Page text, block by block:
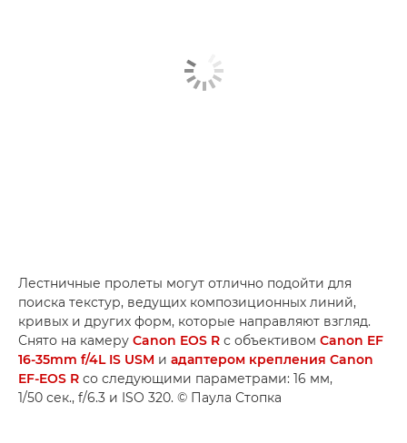
Лестничные пролеты могут отлично подойти для
поиска текстур, ведущих композиционных линий,
кривых и других форм, которые направляют взгляд.
Снято на камеру Canon EOS R с объективом Canon EF
16-35mm f/4L IS USM и адаптером крепления Canon
EF-EOS R со следующими параметрами: 16 мм,
1/50 сек., f/6.3 и ISO 320. © Паула Стопка